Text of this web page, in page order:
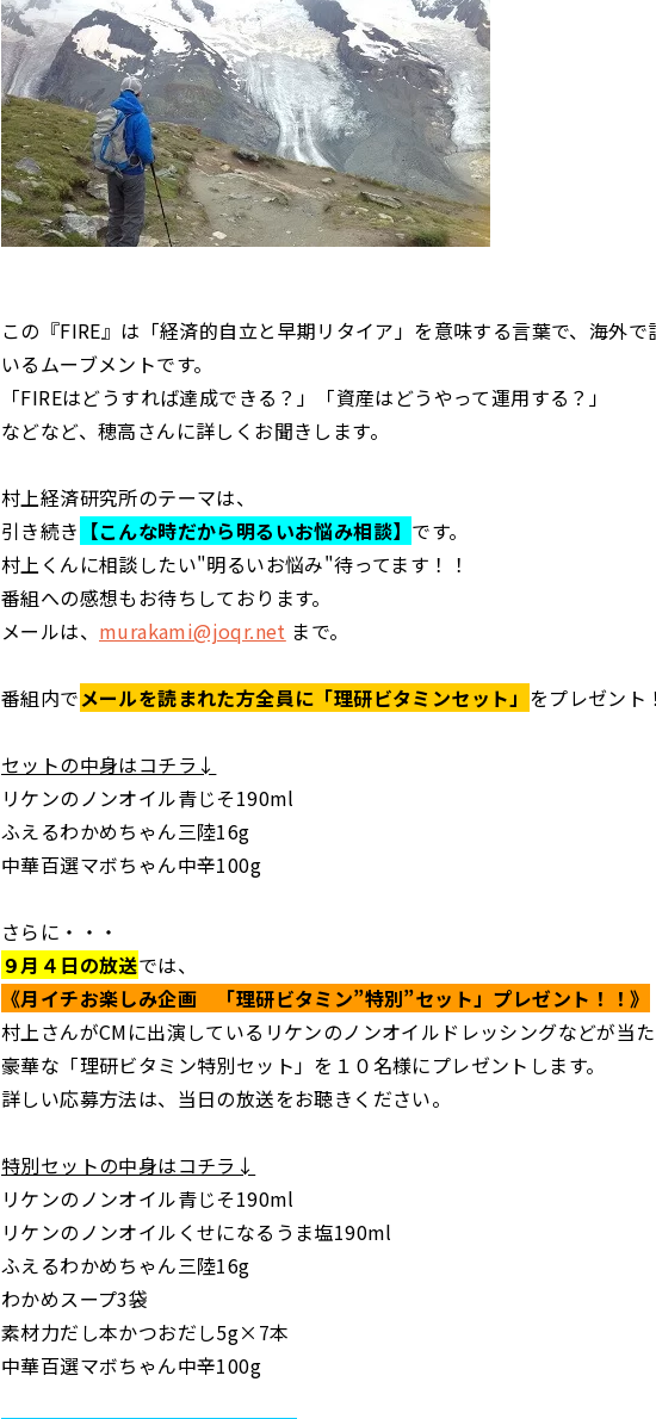
この『FIRE』は「経済的自立と早期リタイア」を意味する言葉で、海外で
いるムーブメントです。
「FIREはどうすれば達成できる？」「資産はどうやって運用する？」
などなど、穂高さんに詳しくお聞きします。
村上経済研究所のテーマは、
引き続き 【こんな時だから明るいお悩み相談】 です。
村上くんに相談したい"明るいお悩み"待ってます！！
番組への感想もお待ちしております。
メールは、 murakami@joqr.net まで。
番組内でメールを読まれた方全員に「理研ビタミンセット」 をプレゼント
セットの中身はコチラ↓
リケンのノンオイル青じそ190ml
ふえるわかめちゃん三陸16g
中華百選マボちゃん中辛100g
さらに・・・
９月４日の放送では、
《月イチお楽しみ企画 「理研ビタミン”特別”セット」プレゼント！！》
村上さんがCMに出演しているリケンのノンオイルドレッシングなどが当
豪華な「理研ビタミン特別セット」を１０名様にプレゼントします。
詳しい応募方法は、当日の放送をお聴きください。
特別セットの中身はコチラ↓
リケンのノンオイル青じそ190ml
リケンのノンオイルくせになるうま塩190ml
ふえるわかめちゃん三陸16g
わかめスープ3袋
素材力だし本かつおだし5g×7本
中華百選マボちゃん中辛100g